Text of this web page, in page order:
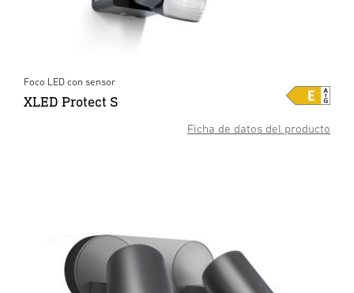
Ficha de datos del producto
Foco LED con sensor
XLED Protect S